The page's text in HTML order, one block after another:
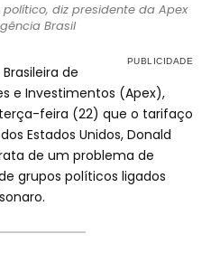
diz presidente da Apex
Brasil
de
e Investimentos (Apex),
feira (22) que o tarifaço
Estados Unidos, Donald
de um problema de
grupos políticos ligados